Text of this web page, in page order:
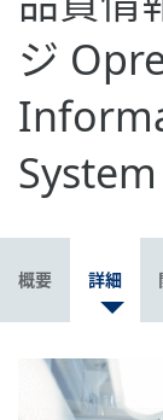
ジ
System
概要 詳細